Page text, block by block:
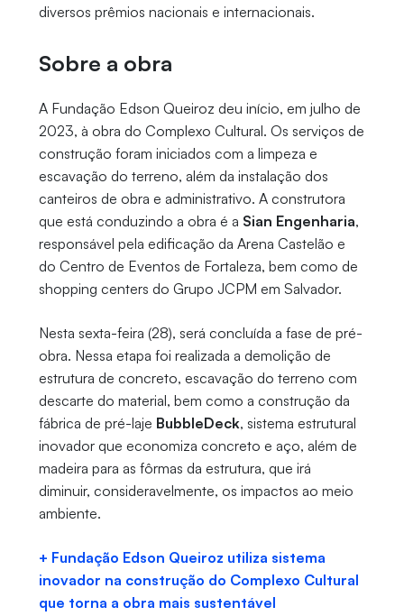
diversos prêmios nacionais e internacionais.
Sobre a obra
A Fundação Edson Queiroz deu início, em julho de
2023, à obra do Complexo Cultural. Os serviços de
construção foram iniciados com a limpeza e
escavação do terreno, além da instalação dos
canteiros de obra e administrativo. A construtora
que está conduzindo a obra é a Sian Engenharia,
responsável pela edificação da Arena Castelão e
do Centro de Eventos de Fortaleza, bem como de
shopping centers do Grupo JCPM em Salvador.
Nesta sexta-feira (28), será concluída a fase de pré-
obra. Nessa etapa foi realizada a demolição de
estrutura de concreto, escavação do terreno com
descarte do material, bem como a construção da
fábrica de pré-laje BubbleDeck, sistema estrutural
inovador que economiza concreto e aço, além de
madeira para as fôrmas da estrutura, que irá
diminuir, consideravelmente, os impactos ao meio
ambiente.
+ Fundação Edson Queiroz utiliza sistema
inovador na construção do Complexo Cultural
que torna a obra mais sustentável